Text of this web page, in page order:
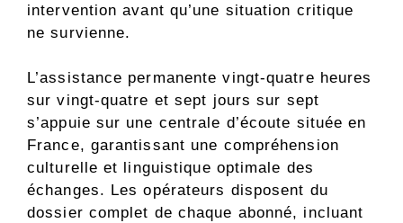
intervention avant qu’une situation critique
ne survienne.
L’assistance permanente vingt-quatre heures
sur vingt-quatre et sept jours sur sept
s’appuie sur une centrale d’écoute située en
France, garantissant une compréhension
culturelle et linguistique optimale des
échanges. Les opérateurs disposent du
dossier complet de chaque abonné, incluant